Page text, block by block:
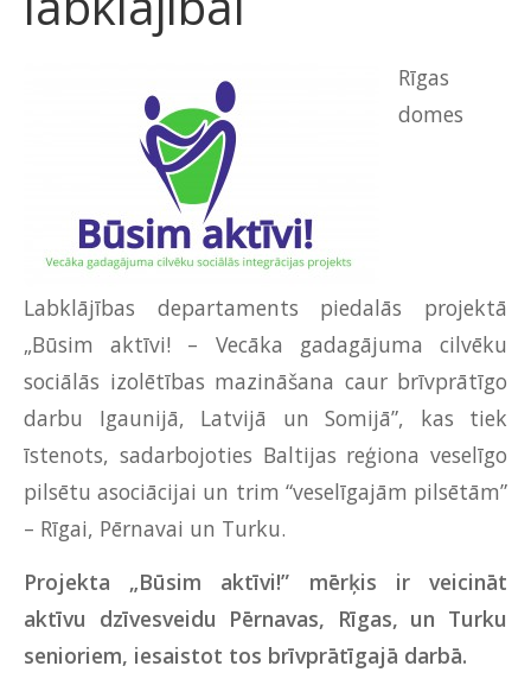
Rīgas
domes
Labklājības departaments piedalās projektā
„Būsim aktīvi! – Vecāka gadagājuma cilvēku
sociālās izolētības mazināšana caur brīvprātīgo
darbu Igaunijā, Latvijā un Somijā”, kas tiek
īstenots, sadarbojoties Baltijas reģiona veselīgo
pilsētu asociācijai un trim “veselīgajām pilsētām”
– Rīgai, Pērnavai un Turku.
Projekta „Būsim aktīvi!” mērķis ir veicināt
aktīvu dzīvesveidu Pērnavas, Rīgas, un Turku
senioriem, iesaistot tos brīvprātīgajā darbā.